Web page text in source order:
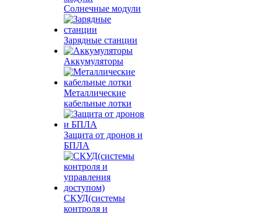
Солнечные модули
Зарядные станции
Аккумуляторы
Металлические
кабельные лотки
Защита от дронов и
БПЛА
СКУД(системы
контроля и